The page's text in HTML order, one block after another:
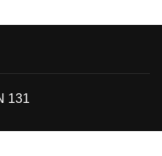
131